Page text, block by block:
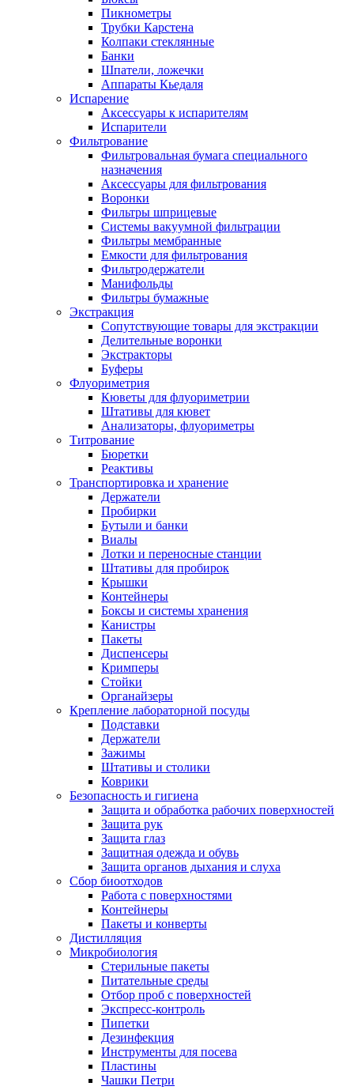
Пикнометры
Трубки Карстена
Колпаки стеклянные
Банки
Шпатели, ложечки
Аппараты Кьедаля
Испарение
Аксессуары к испарителям
Испарители
Фильтрование
Фильтровальная бумага специального
назначения
Аксессуары для фильтрования
Воронки
Фильтры шприцевые
Системы вакуумной фильтрации
Фильтры мембранные
Емкости для фильтрования
Фильтродержатели
Манифольды
Фильтры бумажные
Экстракция
Сопутствующие товары для экстракции
Делительные воронки
Экстракторы
Буферы
Флуориметрия
Кюветы для флуориметрии
Штативы для кювет
Анализаторы, флуориметры
Титрование
Бюретки
Реактивы
Транспортировка и хранение
Держатели
Пробирки
Бутыли и банки
Виалы
Лотки и переносные станции
Штативы для пробирок
Крышки
Контейнеры
Боксы и системы хранения
Канистры
Пакеты
Диспенсеры
Кримперы
Стойки
Органайзеры
Крепление лабораторной посуды
Подставки
Держатели
Зажимы
Штативы и столики
Коврики
Безопасность и гигиена
Защита и обработка рабочих поверхностей
Защита рук
Защита глаз
Защитная одежда и обувь
Защита органов дыхания и слуха
Сбор биоотходов
Работа с поверхностями
Контейнеры
Пакеты и конверты
Дистилляция
Микробиология
Стерильные пакеты
Питательные среды
Отбор проб с поверхностей
Экспресс-контроль
Пипетки
Дезинфекция
Инструменты для посева
Пластины
Чашки Петри